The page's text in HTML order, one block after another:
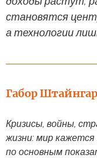
становятся
а технологии
Габор
Кризисы, войны,
жизни: мир кажется
по основным